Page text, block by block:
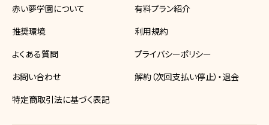
赤い夢学園について
有料プラン紹介
推奨環境
利用規約
よくある質問
プライバシーポリシー
お問い合わせ
解約（次回支払い停止）・退会
特定商取引法に基づく表記